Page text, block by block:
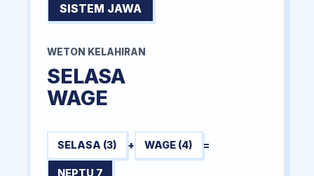
SISTEM JAWA
WETON KELAHIRAN
SELASA
WAGE
SELASA (3) + WAGE (4) =
NEPTU 7